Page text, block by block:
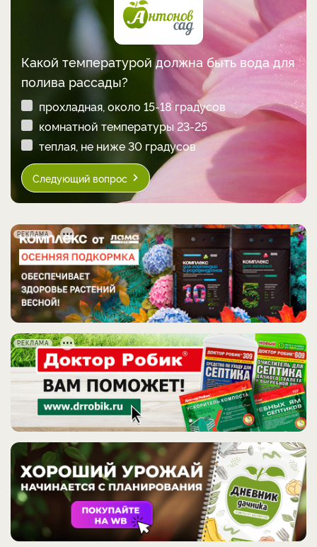
Какой температурой должна быть вода для
полива рассады?
прохладная, около 15-18 градусов
комнатной температуры 23-25
теплая, не ниже 30 градусов
Следующий вопрос
РЕКЛАМА
РЕКЛАМА